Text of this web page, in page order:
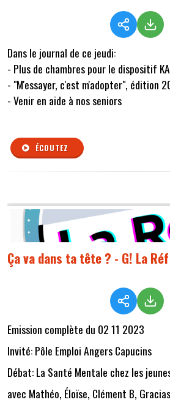
Dans le journal de ce jeudi:
- Plus de chambres pour le dispositif
- "M'essayer, c'est m'adopter", édition
- Venir en aide à nos seniors
ÉCOUTEZ
Ça va dans ta tête ? - G! La
Emission complète du 02 11 2023
Invité: Pôle Emploi Angers Capucins
Débat: La Santé Mentale chez les
avec Mathéo, Éloïse, Clément B, Gracias